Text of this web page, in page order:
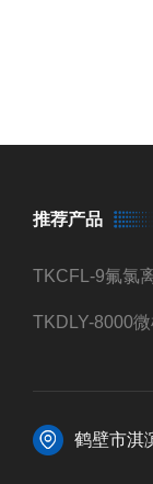
推荐产品
鹤壁市淇